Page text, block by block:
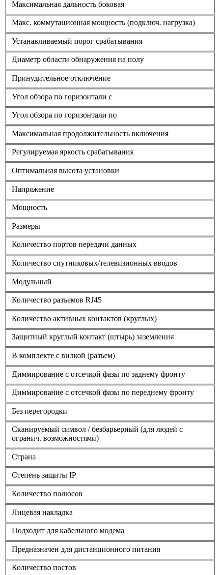
Максимальная дальность боковая
Макс. коммутационная мощность (подключ. нагрузка)
Устанавливаемый порог срабатывания
Диаметр области обнаружения на полу
Принудительное отключение
Угол обзора по горизонтали с
Угол обзора по горизонтали по
Максимальная продолжительность включения
Регулируемая яркость срабатывания
Оптимальная высота установки
Напряжение
Мощность
Размеры
Количество портов передачи данных
Количество спутниковых/телевизионных вводов
Модульный
Количество разъемов RJ45
Количество активных контактов (круглых)
Защитный круглый контакт (штырь) заземления
В комплекте с вилкой (разъем)
Диммирование с отсечкой фазы по заднему фронту
Диммирование с отсечкой фазы по переднему фронту
Без перегородки
Сканируемый символ / безбарьерный (для людей с
огранич. возможностями)
Страна
Степень защиты IP
Количество полюсов
Лицевая накладка
Подходит для кабельного модема
Предназначен для дистанционного питания
Количество постов